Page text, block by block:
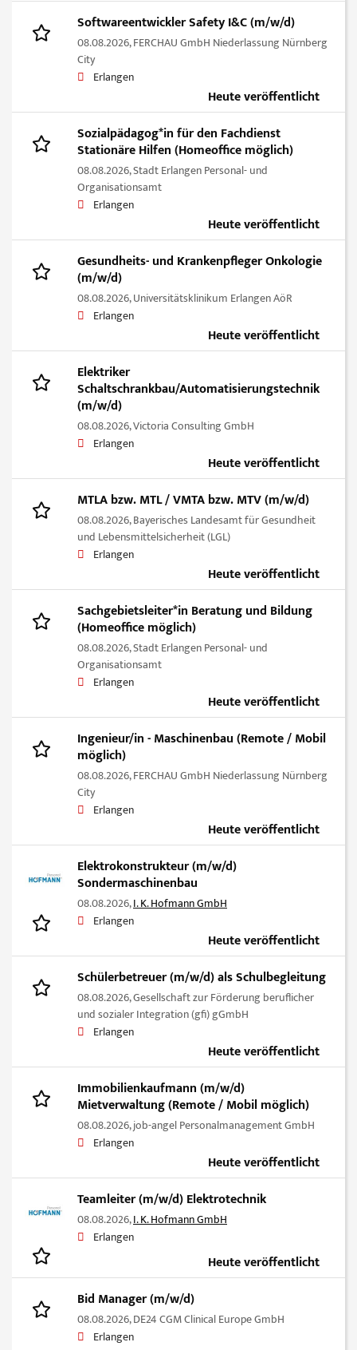
Softwareentwickler Safety I&C (m/w/d)
08.08.2026,FERCHAU GmbH Niederlassung Nürnberg
City
Erlangen
Heute veröffentlicht
Sozialpädagog*in für den Fachdienst
Stationäre Hilfen (Homeoffice möglich)
08.08.2026,Stadt Erlangen Personal- und
Organisationsamt
Erlangen
Heute veröffentlicht
Gesundheits- und Krankenpfleger Onkologie
(m/w/d)
08.08.2026,Universitätsklinikum Erlangen AöR
Erlangen
Heute veröffentlicht
Elektriker
Schaltschrankbau/Automatisierungstechnik
(m/w/d)
08.08.2026,Victoria Consulting GmbH
Erlangen
Heute veröffentlicht
MTLA bzw. MTL / VMTA bzw. MTV (m/w/d)
08.08.2026,Bayerisches Landesamt für Gesundheit
und Lebensmittelsicherheit (LGL)
Erlangen
Heute veröffentlicht
Sachgebietsleiter*in Beratung und Bildung
(Homeoffice möglich)
08.08.2026,Stadt Erlangen Personal- und
Organisationsamt
Erlangen
Heute veröffentlicht
Ingenieur/in - Maschinenbau (Remote / Mobil
möglich)
08.08.2026,FERCHAU GmbH Niederlassung Nürnberg
City
Erlangen
Heute veröffentlicht
Elektrokonstrukteur (m/w/d)
Sondermaschinenbau
08.08.2026,I. K. Hofmann GmbH
Erlangen
Heute veröffentlicht
Schülerbetreuer (m/w/d) als Schulbegleitung
08.08.2026,Gesellschaft zur Förderung beruflicher
und sozialer Integration (gfi) gGmbH
Erlangen
Heute veröffentlicht
Immobilienkaufmann (m/w/d)
Mietverwaltung (Remote / Mobil möglich)
08.08.2026,job-angel Personalmanagement GmbH
Erlangen
Heute veröffentlicht
Teamleiter (m/w/d) Elektrotechnik
08.08.2026,I. K. Hofmann GmbH
Erlangen
Heute veröffentlicht
Bid Manager (m/w/d)
08.08.2026,DE24 CGM Clinical Europe GmbH
Erlangen